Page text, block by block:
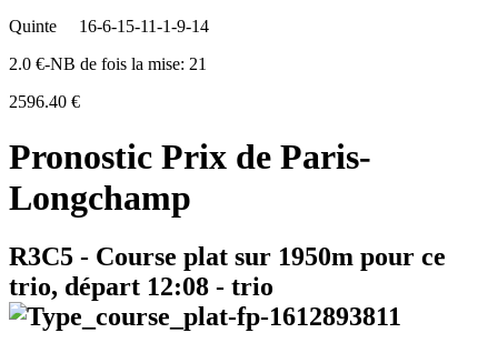
Quinte
16-6-15-11-1-9-14
2.0 €-NB de fois la mise: 21
2596.40 €
Pronostic Prix de Paris-
Longchamp
R3C5 - Course plat sur 1950m pour ce
trio, départ 12:08 - trio